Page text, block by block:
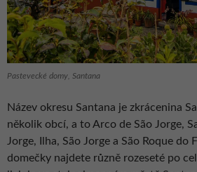
Pastevecké domy, Santana
Název okresu Santana je zkrácenina
několik obcí, a to Arco de São Jorge,
Jorge, Ilha, São Jorge a São Roque do
domečky najdete různě rozeseté po